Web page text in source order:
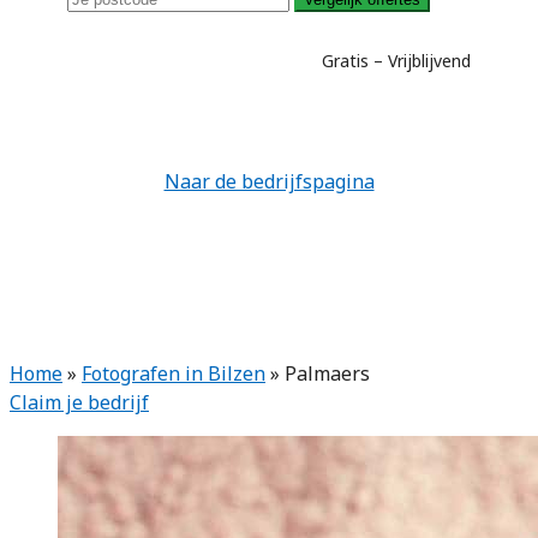
Gratis – Vrijblijvend
Naar de bedrijfspagina
Home» Fotografen in Bilzen» Palmaers
Claim je bedrijf